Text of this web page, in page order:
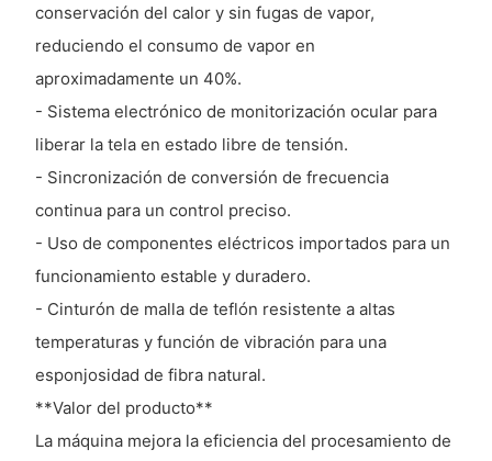
conservación del calor y sin fugas de vapor,
reduciendo el consumo de vapor en
aproximadamente un 40%.
- Sistema electrónico de monitorización ocular para
liberar la tela en estado libre de tensión.
- Sincronización de conversión de frecuencia
continua para un control preciso.
- Uso de componentes eléctricos importados para un
funcionamiento estable y duradero.
- Cinturón de malla de teflón resistente a altas
temperaturas y función de vibración para una
esponjosidad de fibra natural.
**Valor del producto**
La máquina mejora la eficiencia del procesamiento de